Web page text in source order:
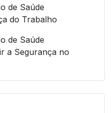
de Saúde
do Trabalho
de Saúde
a Segurança no
de Saúde
a Segurança no